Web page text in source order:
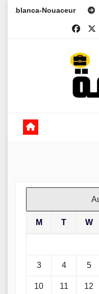
Nouaceur
M T W
3 4 5
10 11 12